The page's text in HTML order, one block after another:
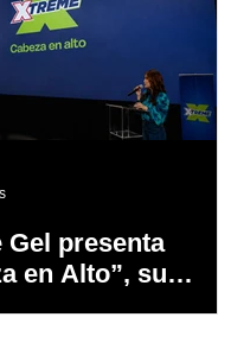
Gel presenta
en Alto”, su